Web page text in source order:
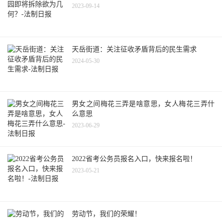
2023-09-14
天岳街道：关注征收矛盾背后的民生需求
2024-05-30
男女之间梅花三弄是啥意思，女人梅花三弄什
么意思
2023-06-29
2022省考公务员报名入口，快来报名啦！
2023-05-21
劳动节，我们的荣耀！